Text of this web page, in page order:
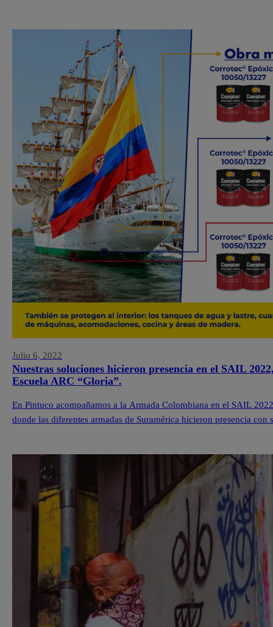
Julio 6, 2022
Nuestras soluciones hicieron presencia en el SAIL
Escuela ARC “Gloria”.
En Pintuco acompañamos a la Armada Colombiana en el SAIL
donde las diferentes armadas de Suramérica hicieron presencia con